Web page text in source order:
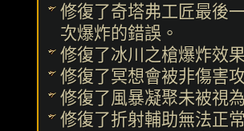
修復了奇塔弗工匠最後
次爆炸的錯誤。
修復了冰川之槍爆炸效
修復了冥想會被非傷害
修復了風暴凝聚未被視
修復了折射輔助無法正